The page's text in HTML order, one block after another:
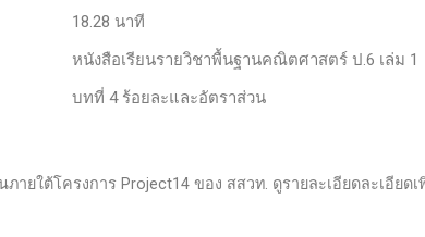
18.28 นาที
หนังสือเรียนรายวิชาพื้นฐานคณิตศาสตร์ ป.6 เล่ม 1
บทที่ 4 ร้อยละและอัตราส่วน
ายใต้โครงการ Project14 ของ สสวท. ดูรายละเอียดละเอียดเ